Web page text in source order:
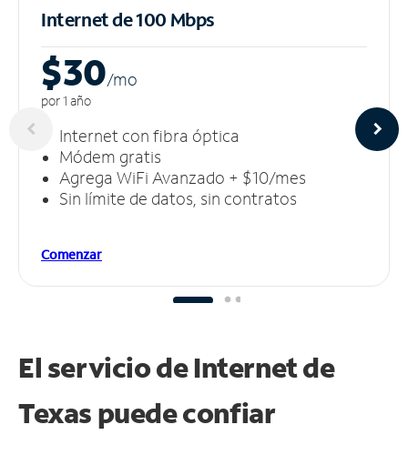
Internet de 100 Mbps
$30/mo
por 1 año
Internet con fibra óptica
Módem gratis
Agrega WiFi Avanzado + $10/mes
Sin límite de datos, sin contratos
Comenzar
El servicio de Internet de
Texas puedeconfiar